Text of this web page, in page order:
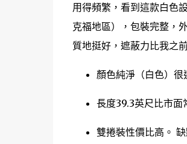
用得頻繁，看到這款白色
克福地區），包裝完整，
質地挺好，遮蔽力比我之
顏色純淨（白色）很
長度39.3英尺比市面
雙捲裝性價比高。 缺